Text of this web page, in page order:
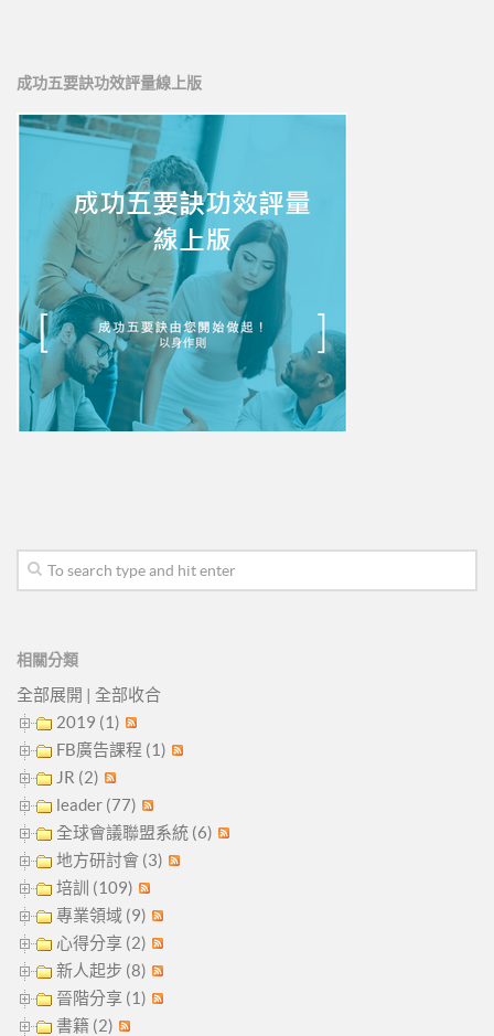
新人培訓03
UFO培訓
UFO-02
UFO-03
UFO-04
UFO-05
每日三分鐘
成功五要訣功效評量線上版
相關分類
全部展開 | 全部收合
2019 (1)
FB廣告課程 (1)
JR (2)
leader (77)
全球會議聯盟系統 (6)
地方研討會 (3)
培訓 (109)
專業領域 (9)
心得分享 (2)
新人起步 (8)
晉階分享 (1)
書籍 (2)